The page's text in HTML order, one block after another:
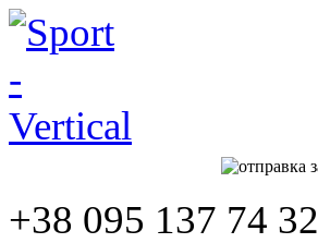
+38 095 137 74 32